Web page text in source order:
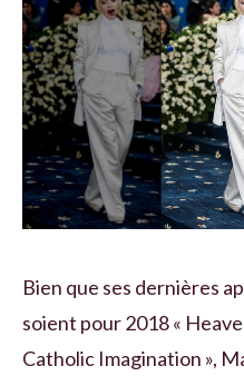
Bien que ses dernières
soient pour 2018 «
Catholic Imagination »,